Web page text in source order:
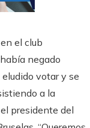
el club
negado
votar y se
a la
presidente del